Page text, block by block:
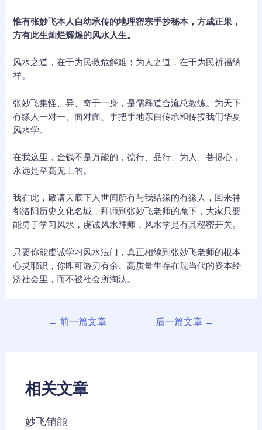
惟有张妙飞本人自幼承传的地理密宗手抄秘本，方成正果，
方有此生灿烂辉煌的风水人生。
风水之道，在于为民救危解难；为人之道，在于为民祈福纳
祥。
张妙飞集怪、异、奇于一身，是儒释道合流总教练。为天下
有缘人一对一、面对面、手把手地亲自传承和传授我们华夏
风水学。
在我这里，金钱不是万能的，德行、品行、为人、菩提心，
永远是至高无上的。
我在此，敬请天底下人世间所有与我结缘的有缘人，回来神
都洛阳历史文化名城，拜师到张妙飞老师的麾下，大家只要
能勇于学习风水，虔诚风水拜师，风水学是有其秘密开关。
只要你能虔诚学习风水法门，真正相续到张妙飞老师的根本
心灵耶识，你即可游刃有余、高质量生存在现当代的资本经
济社会里，而不被社会所淘汰。
← 前一篇文章 后一篇文章 →
相关文章
妙飞销能